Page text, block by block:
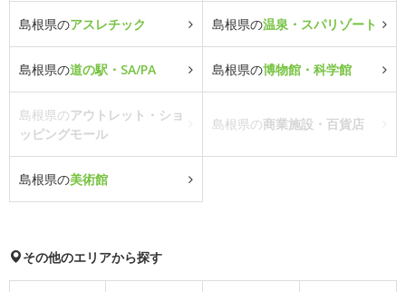
島根県のアスレチック 島根県の温泉・スパリゾート
島根県の道の駅・SA/PA 島根県の博物館・科学館
島根県のアウトレット・ショ
ッピングモール
島根県の商業施設・百貨店
島根県の美術館
その他のエリアから探す